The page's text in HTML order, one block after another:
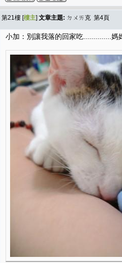
第21樓 [樓主] 文章主題: ㄉㄨㄞ克 第4頁
小加：別讓我落的回家吃..............媽